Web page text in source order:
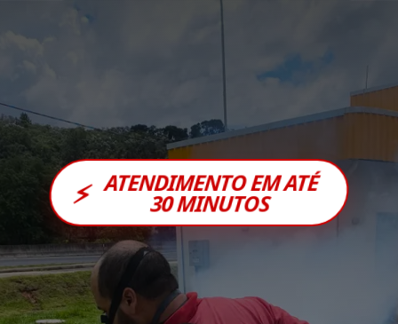
⚡ ATENDIMENTO EM ATÉ
30 MINUTOS